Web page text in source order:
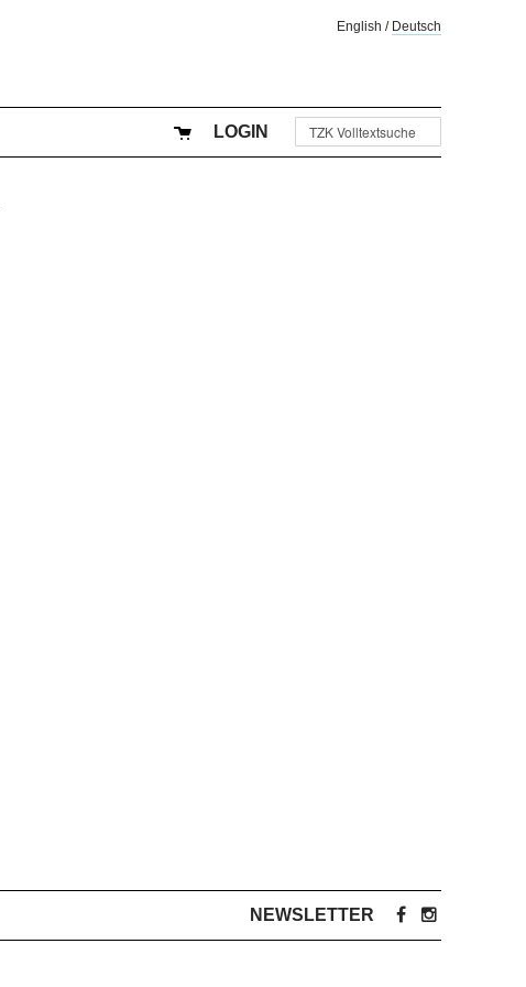
English / Deutsch
LOGIN
NEWSLETTER